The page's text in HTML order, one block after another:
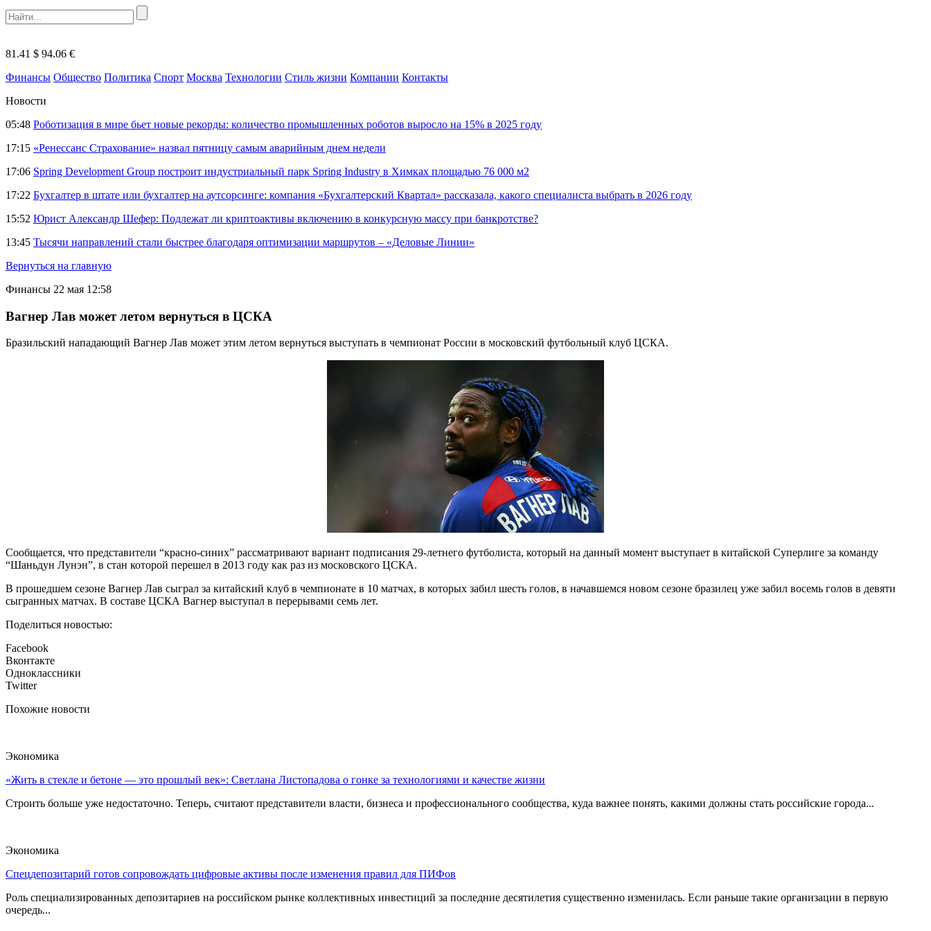
81.41 $ 94.06 €
Финансы Общество Политика Спорт Москва Технологии Стиль жизни Компании Контакты
Новости
05:48 Роботизация в мире бьет новые рекорды: количество промышленных роботов выросло на 15% в 2025 году
17:15 «Ренессанс Страхование» назвал пятницу самым аварийным днем недели
17:06 Spring Development Group построит индустриальный парк Spring Industry в Химках площадью 76 000 м2
17:22 Бухгалтер в штате или бухгалтер на аутсорсинге: компания «Бухгалтерский Квартал» рассказала, какого специалиста выбрать в 2026 году
15:52 Юрист Александр Шефер: Подлежат ли криптоактивы включению в конкурсную массу при банкротстве?
13:45 Тысячи направлений стали быстрее благодаря оптимизации маршрутов – «Деловые Линии»
Вернуться на главную
Финансы 22 мая 12:58
Вагнер Лав может летом вернуться в ЦСКА
Бразильский нападающий Вагнер Лав может этим летом вернуться выступать в чемпионат России в московский футбольный клуб ЦСКА.
Сообщается, что представители “красно-синих” рассматривают вариант подписания 29-летнего футболиста, который на данный момент выступает в китайской Суперлиге за команду
“Шаньдун Лунэн”, в стан которой перешел в 2013 году как раз из московского ЦСКА.
В прошедшем сезоне Вагнер Лав сыграл за китайский клуб в чемпионате в 10 матчах, в которых забил шесть голов, в начавшемся новом сезоне бразилец уже забил восемь голов в девяти
сыгранных матчах. В составе ЦСКА Вагнер выступал в перерывами семь лет.
Поделиться новостью:
Facebook
Вконтакте
Одноклассники
Twitter
Похожие новости
Экономика
«Жить в стекле и бетоне — это прошлый век»: Светлана Листопадова о гонке за технологиями и качестве жизни
Строить больше уже недостаточно. Теперь, считают представители власти, бизнеса и профессионального сообщества, куда важнее понять, какими должны стать российские города...
Экономика
Спецдепозитарий готов сопровождать цифровые активы после изменения правил для ПИФов
Роль специализированных депозитариев на российском рынке коллективных инвестиций за последние десятилетия существенно изменилась. Если раньше такие организации в первую
очередь...